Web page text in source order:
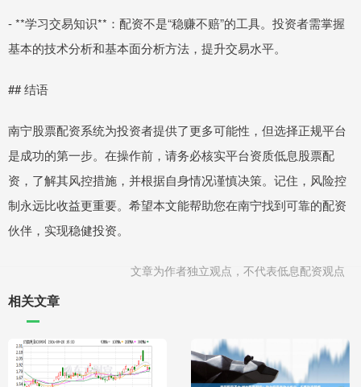
- **学习交易知识**：配资不是“稳赚不赔”的工具。投资者需掌握
基本的技术分析和基本面分析方法，提升交易水平。
## 结语
南宁股票配资系统为投资者提供了更多可能性，但选择正规平台
是成功的第一步。在操作前，请务必核实平台资质低息股票配
资，了解其风控措施，并根据自身情况谨慎决策。记住，风险控
制永远比收益更重要。希望本文能帮助您在南宁找到可靠的配资
伙伴，实现稳健投资。
文章为作者独立观点，不代表低息配资观点
相关文章